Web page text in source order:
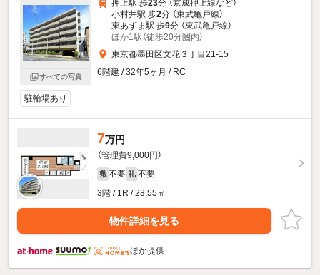
すべての写真
押上駅 歩23分 （京成押上線など）
小村井駅 歩2分 （東武亀戸線）
東あずま駅 歩9分 （東武亀戸線）
ほか1駅（徒歩20分圏内）
東京都墨田区文花３丁目21-15
6階建 / 32年5ヶ月 / RC
駐輪場あり
7万円
（管理費9,000円）
敷 不要 礼 不要
3階 / 1R / 23.55㎡
物件詳細を見る
ほか提供